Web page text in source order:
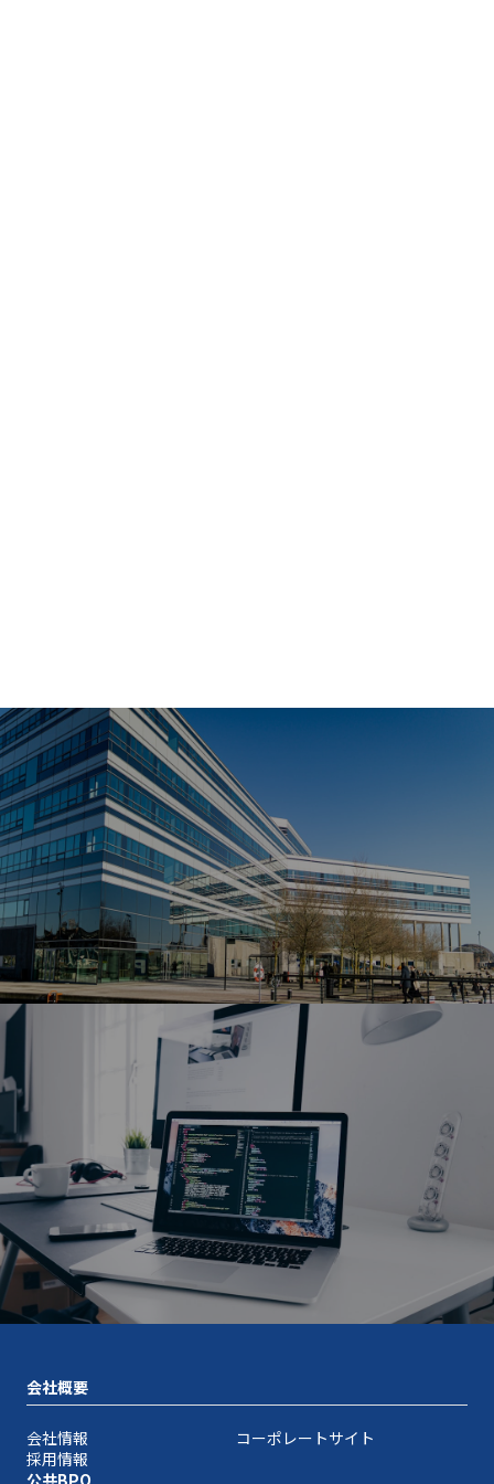
会社概要
会社情報
コーポレートサイト
採用情報
公共BPO